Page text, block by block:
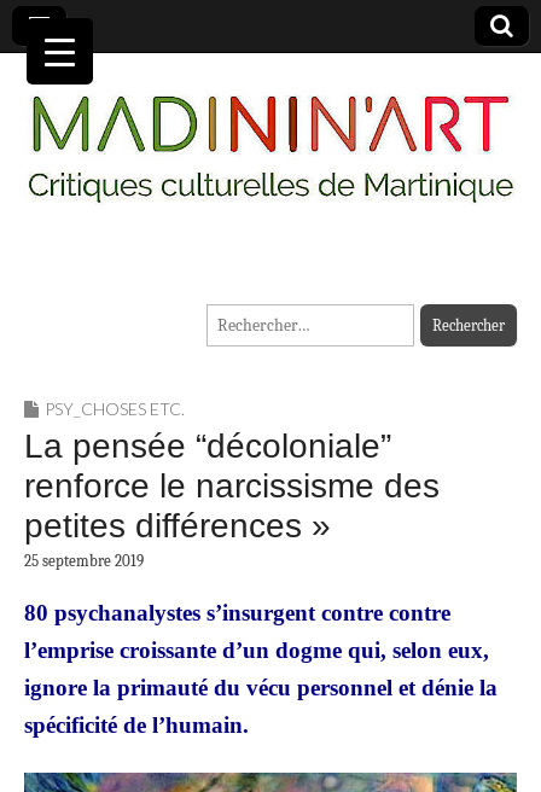
MADININ'ART
Rechercher :
PSY_CHOSES ETC.
La pensée “décoloniale”
renforce le narcissisme des
petites différences »
25 septembre 2019
80 psychanalystes s’insurgent contre contre
l’emprise croissante d’un dogme qui, selon eux,
ignore la primauté du vécu personnel et dénie la
spécificité de l’humain.